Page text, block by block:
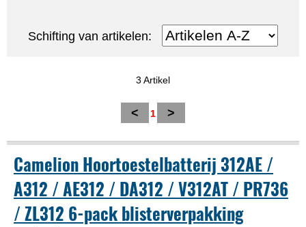
Schifting van artikelen:
3 Artikel
< 1 >
Camelion Hoortoestelbatterij 312AE /
A312 / AE312 / DA312 / V312AT / PR736
/ ZL312 6-pack blisterverpakking